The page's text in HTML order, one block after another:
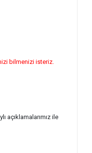
bilmenizi isteriz.
açıklamalarımız ile